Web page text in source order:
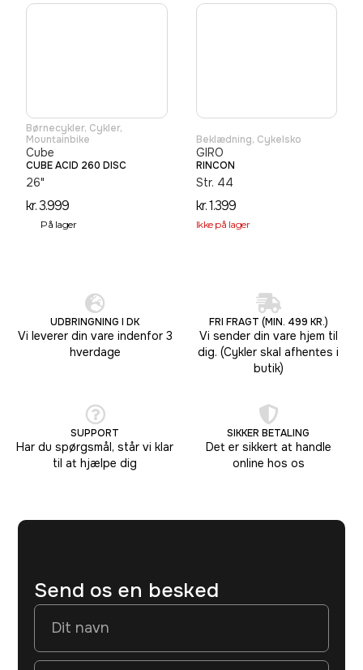
Børnecykler, Cykler,
Mountainbike
Cube
CUBE ACID 260 DISC
26"
kr.3.999
På lager
Beklædning, Cykelsko
GIRO
RINCON
Str. 44
kr.1.399
Ikke på lager
UDBRINGNING I DK
Vi leverer din vare indenfor 3
hverdage
FRI FRAGT (MIN. 499 KR.)
Vi sender din vare hjem til
dig. (Cykler skal afhentes i
butik)
SUPPORT
Har du spørgsmål, står vi klar
til at hjælpe dig
SIKKER BETALING
Det er sikkert at handle
online hos os
Send os en besked